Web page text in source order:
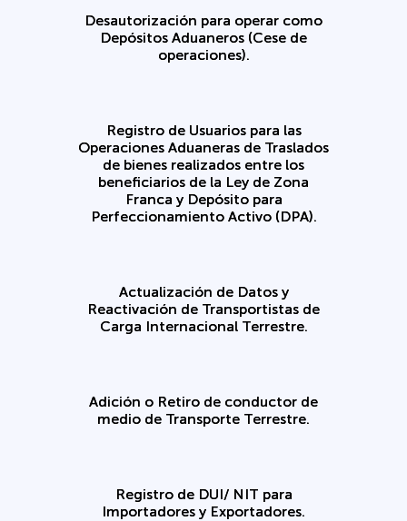
Desautorización para operar como
Depósitos Aduaneros (Cese de
operaciones).
Registro de Usuarios para las
Operaciones Aduaneras de Traslados
de bienes realizados entre los
beneficiarios de la Ley de Zona
Franca y Depósito para
Perfeccionamiento Activo (DPA).
Actualización de Datos y
Reactivación de Transportistas de
Carga Internacional Terrestre.
Adición o Retiro de conductor de
medio de Transporte Terrestre.
Registro de DUI/ NIT para
Importadores y Exportadores.